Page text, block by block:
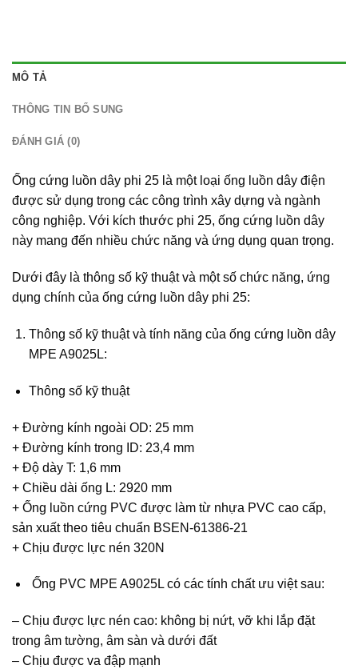
MÔ TẢ
THÔNG TIN BỔ SUNG
ĐÁNH GIÁ (0)
Ống cứng luồn dây phi 25 là một loại ống luồn dây điện
được sử dụng trong các công trình xây dựng và ngành
công nghiệp. Với kích thước phi 25, ống cứng luồn dây
này mang đến nhiều chức năng và ứng dụng quan trọng.
Dưới đây là thông số kỹ thuật và một số chức năng, ứng
dụng chính của ống cứng luồn dây phi 25:
Thông số kỹ thuật và tính năng của ống cứng luồn dây
MPE A9025L:
Thông số kỹ thuật
+ Đường kính ngoài OD: 25 mm
+ Đường kính trong ID: 23,4 mm
+ Độ dày T: 1,6 mm
+ Chiều dài ống L: 2920 mm
+ Ống luồn cứng PVC được làm từ nhựa PVC cao cấp,
sản xuất theo tiêu chuẩn BSEN-61386-21
+ Chịu được lực nén 320N
Ống PVC MPE A9025L có các tính chất ưu việt sau:
– Chịu được lực nén cao: không bị nứt, vỡ khi lắp đặt
trong âm tường, âm sàn và dưới đất
– Chịu được va đập mạnh